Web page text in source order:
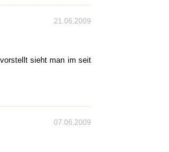
21.06.2009
sieht man im seit
07.06.2009